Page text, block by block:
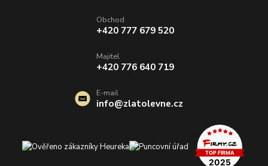
Obchod
+420 777 679 520
Majitel
+420 776 640 719
E-mail
info@zlatolevne.cz